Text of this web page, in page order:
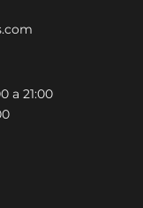
a 21:00